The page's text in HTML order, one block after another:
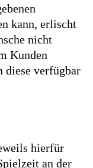
kann, erlischt
nicht
Kunden
diese verfügbar
hierfür
an der